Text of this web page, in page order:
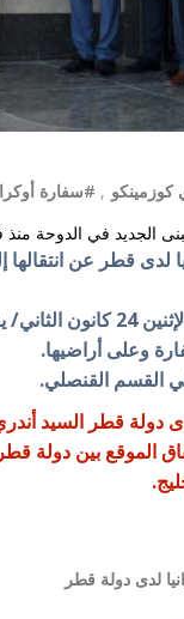
كوزمينكو , #سفارة
الجديد في الدوحة منذ
لدى قطر عن
وكشفت السفارة على صفحتها
وعلى أراضيها.
القسم القنصلي.
دولة قطر السيد
الموقع بين دولة
لدى دولة قطر